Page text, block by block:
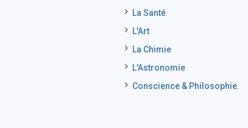
La Santé
L'Art
La Chimie
L'Astronomie
Conscience & Philosophie.